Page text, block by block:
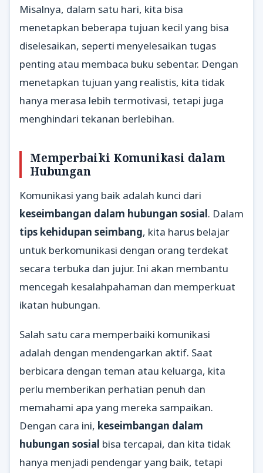
Misalnya, dalam satu hari, kita bisa
menetapkan beberapa tujuan kecil yang bisa
diselesaikan, seperti menyelesaikan tugas
penting atau membaca buku sebentar. Dengan
menetapkan tujuan yang realistis, kita tidak
hanya merasa lebih termotivasi, tetapi juga
menghindari tekanan berlebihan.
Memperbaiki Komunikasi dalam
Hubungan
Komunikasi yang baik adalah kunci dari
keseimbangan dalam hubungan sosial. Dalam
tips kehidupan seimbang, kita harus belajar
untuk berkomunikasi dengan orang terdekat
secara terbuka dan jujur. Ini akan membantu
mencegah kesalahpahaman dan memperkuat
ikatan hubungan.
Salah satu cara memperbaiki komunikasi
adalah dengan mendengarkan aktif. Saat
berbicara dengan teman atau keluarga, kita
perlu memberikan perhatian penuh dan
memahami apa yang mereka sampaikan.
Dengan cara ini, keseimbangan dalam
hubungan sosial bisa tercapai, dan kita tidak
hanya menjadi pendengar yang baik, tetapi